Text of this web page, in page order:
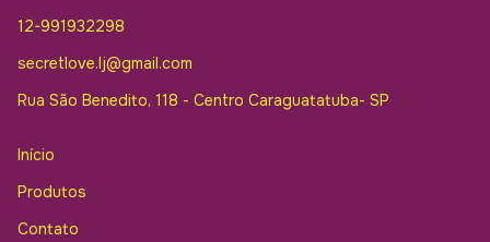
12-991932298
secretlove.lj@gmail.com
Rua São Benedito, 118 - Centro Caraguatatuba- SP
Início
Produtos
Contato